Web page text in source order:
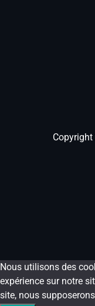
Copyright
Nous utilisons des
expérience sur notre
site, nous